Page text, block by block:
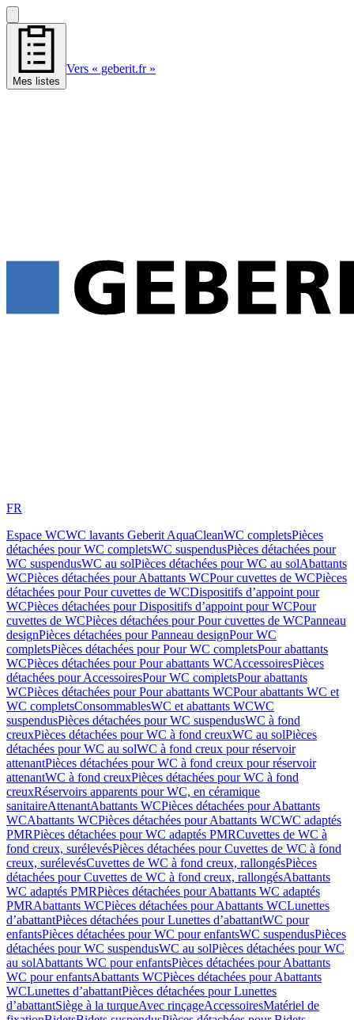
Mes listes
Vers « geberit.fr »
FR
Espace WCWC lavants Geberit AquaCleanWC completsPièces
détachées pour WC completsWC suspendusPièces détachées pour
WC suspendusWC au solPièces détachées pour WC au solAbattants
WCPièces détachées pour Abattants WCPour cuvettes de WCPièces
détachées pour Pour cuvettes de WCDispositifs d’appoint pour
WCPièces détachées pour Dispositifs d’appoint pour WCPour
cuvettes de WCPièces détachées pour Pour cuvettes de WCPanneau
designPièces détachées pour Panneau designPour WC
completsPièces détachées pour Pour WC completsPour abattants
WCPièces détachées pour Pour abattants WCAccessoiresPièces
détachées pour AccessoiresPour WC completsPour abattants
WCPièces détachées pour Pour abattants WCPour abattants WC et
WC completsConsommablesWC et abattants WCWC
suspendusPièces détachées pour WC suspendusWC à fond
creuxPièces détachées pour WC à fond creuxWC au solPièces
détachées pour WC au solWC à fond creux pour réservoir
attenantPièces détachées pour WC à fond creux pour réservoir
attenantWC à fond creuxPièces détachées pour WC à fond
creuxRéservoirs apparents pour WC, en céramique
sanitaireAttenantAbattants WCPièces détachées pour Abattants
WCAbattants WCPièces détachées pour Abattants WCWC adaptés
PMRPièces détachées pour WC adaptés PMRCuvettes de WC à
fond creux, surélevésPièces détachées pour Cuvettes de WC à fond
creux, surélevésCuvettes de WC à fond creux, rallongésPièces
détachées pour Cuvettes de WC à fond creux, rallongésAbattants
WC adaptés PMRPièces détachées pour Abattants WC adaptés
PMRAbattants WCPièces détachées pour Abattants WCLunettes
d’abattantPièces détachées pour Lunettes d’abattantWC pour
enfantsPièces détachées pour WC pour enfantsWC suspendusPièces
détachées pour WC suspendusWC au solPièces détachées pour WC
au solAbattants WC pour enfantsPièces détachées pour Abattants
WC pour enfantsAbattants WCPièces détachées pour Abattants
WCLunettes d’abattantPièces détachées pour Lunettes
d’abattantSiège à la turqueAvec rinçageAccessoiresMatériel de